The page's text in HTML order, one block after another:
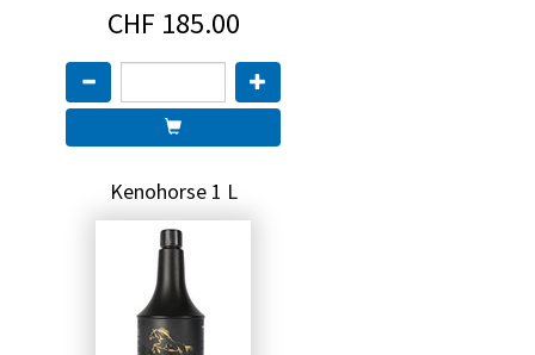
CHF 185.00
Kenohorse 1 L